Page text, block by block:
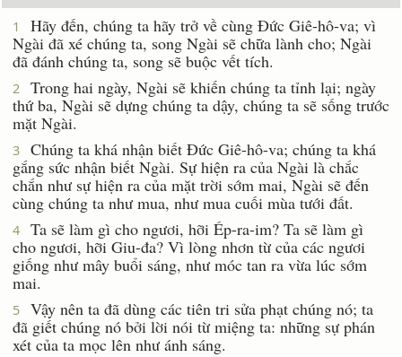
1
Hãy đến, chúng ta hãy trở về cùng Ðức Giê-hô-va; vì
Ngài đã xé chúng ta, song Ngài sẽ chữa lành cho; Ngài
đã đánh chúng ta, song sẽ buộc vết tích.
2
Trong hai ngày, Ngài sẽ khiến chúng ta tỉnh lại; ngày
thứ ba, Ngài sẽ dựng chúng ta dậy, chúng ta sẽ sống trước
mặt Ngài.
3
Chúng ta khá nhận biết Ðức Giê-hô-va; chúng ta khá
gắng sức nhận biết Ngài. Sự hiện ra của Ngài là chắc
chắn như sự hiện ra của mặt trời sớm mai, Ngài sẽ đến
cùng chúng ta như mua, như mua cuối mùa tưới đất.
4
Ta sẽ làm gì cho ngươi, hỡi Ép-ra-im? Ta sẽ làm gì
cho ngươi, hỡi Giu-đa? Vì lòng nhơn từ của các ngươi
giống như mây buổi sáng, như móc tan ra vừa lúc sớm
mai.
5
Vậy nên ta đã dùng các tiên tri sửa phạt chúng nó; ta
đã giết chúng nó bởi lời nói từ miệng ta: những sự phán
xét của ta mọc lên như ánh sáng.